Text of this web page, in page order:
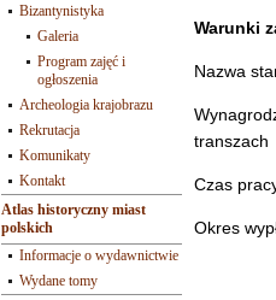
Warunki
Nazwa
transzach
Czas
Okres
Bizantynistyka
Galeria
Program zajęć i
ogłoszenia
Archeologia krajobrazu
Rekrutacja
Komunikaty
Kontakt
Atlas historyczny miast
polskich
Informacje o wydawnictwie
Wydane tomy